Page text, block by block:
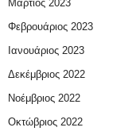
Μάρτιος 2023
Φεβρουάριος 2023
Ιανουάριος 2023
Δεκέμβριος 2022
Νοέμβριος 2022
Οκτώβριος 2022